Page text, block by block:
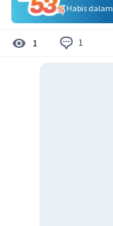
Habis dalam
1 1